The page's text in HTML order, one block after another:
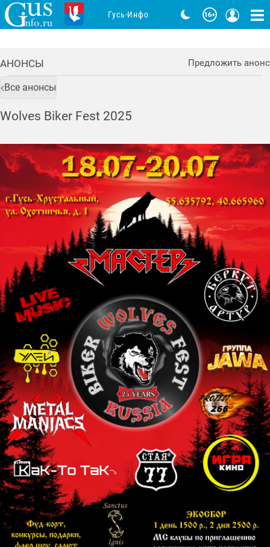
АНОНСЫ Предложить анонс
Все анонсы
Wolves Biker Fest 2025
Гусь-Инфо